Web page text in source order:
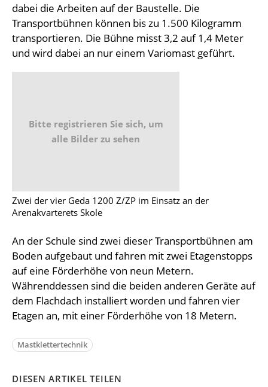
dabei die Arbeiten auf der Baustelle. Die
Transportbühnen können bis zu 1.500 Kilogramm
transportieren. Die Bühne misst 3,2 auf 1,4 Meter
und wird dabei an nur einem Variomast geführt.
Bitte registrieren Sie sich, um
alle Bilder zu sehen
Zwei der vier Geda 1200 Z/ZP im Einsatz an der
Arenakvarterets Skole
An der Schule sind zwei dieser Transportbühnen am
Boden aufgebaut und fahren mit zwei Etagenstopps
auf eine Förderhöhe von neun Metern.
Währenddessen sind die beiden anderen Geräte auf
dem Flachdach installiert worden und fahren vier
Etagen an, mit einer Förderhöhe von 18 Metern.
Mastklettertechnik
DIESEN ARTIKEL TEILEN